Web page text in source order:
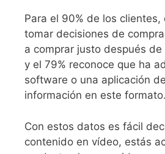
Para el 90% de los
tomar decisiones de
a comprar justo después
y el 79% reconoce que ha
software o una aplicación
información en este formato.
Con estos datos es fácil
contenido en vídeo, estás